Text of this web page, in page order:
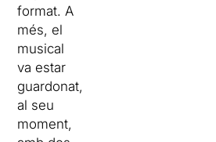
format. A
més, el
musical
va estar
guardonat,
al seu
moment,